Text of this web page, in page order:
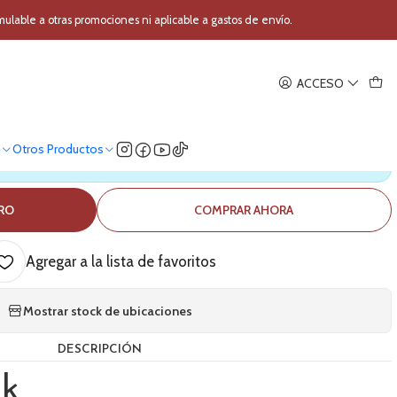
ACCESO
Otros Productos
a otras promociones ni aplicable a gastos de envío.
XL Black
BT Novik BEAT-XL Black
nuestro stock
COMPRAR AHORA
Agregar a la lista de favoritos
Mostrar stock de ubicaciones
DESCRIPCIÓN